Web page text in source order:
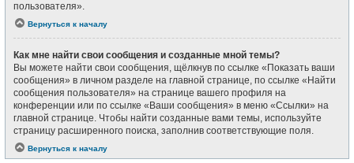
пользователя».
Вернуться к началу
Как мне найти свои сообщения и созданные мной темы?
Вы можете найти свои сообщения, щёлкнув по ссылке «Показать ваши
сообщения» в личном разделе на главной странице, по ссылке «Найти
сообщения пользователя» на странице вашего профиля на
конференции или по ссылке «Ваши сообщения» в меню «Ссылки» на
главной странице. Чтобы найти созданные вами темы, используйте
страницу расширенного поиска, заполнив соответствующие поля.
Вернуться к началу